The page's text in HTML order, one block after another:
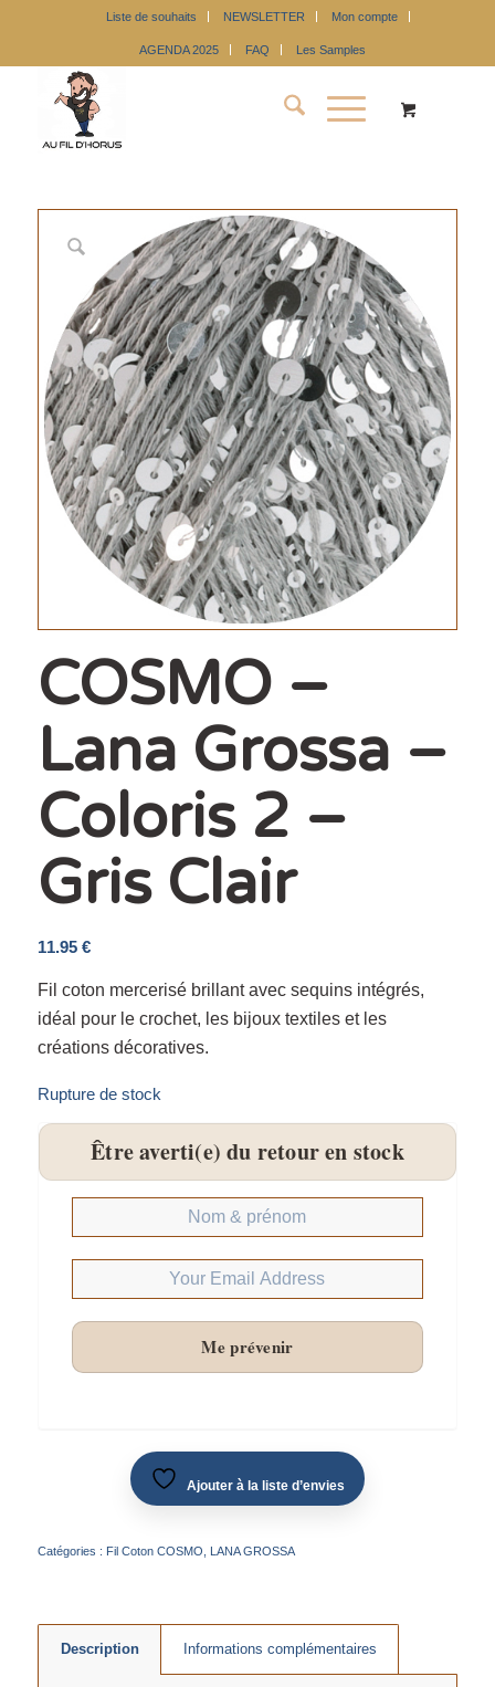
Liste de souhaits NEWSLETTER Mon compte
AGENDA 2025 FAQ Les Samples
COSMO –
Lana Grossa –
Coloris 2 –
Gris Clair
11.95 €
Fil coton mercerisé brillant avec sequins intégrés,
idéal pour le crochet, les bijoux textiles et les
créations décoratives.
Rupture de stock
Être averti(e) du retour en stock
Me prévenir
Ajouter à la liste d’envies
Catégories : Fil Coton COSMO, LANA GROSSA
Description Informations complémentaires